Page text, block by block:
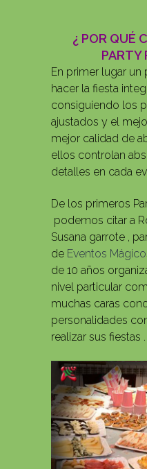
¿ POR QUÉ
PARTY
En primer lugar un
hacer la fiesta
consiguiendo los
ajustados y el
mejor calidad de
ellos controlan
detalles en cada
De los primeros
podemos citar a
Susana garrote ,
de Eventos
de 10 años
nivel particular
muchas caras
personalidades
realizar sus fiestas .